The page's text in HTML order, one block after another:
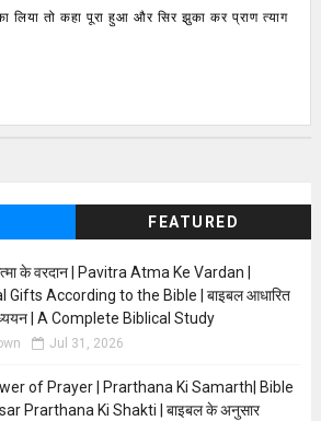
लिया तो कहा पूरा हुआ और सिर झुका कर प्राण त्याग
FEATURED
के वरदान | Pavitra Atma Ke Vardan |
Gifts According to the Bible | बाइबल आधारित
| A Complete Biblical Study
Jul 31, 2026
of Prayer | Prarthana Ki Samarth| Bible
Prarthana Ki Shakti | बाइबल के अनुसार